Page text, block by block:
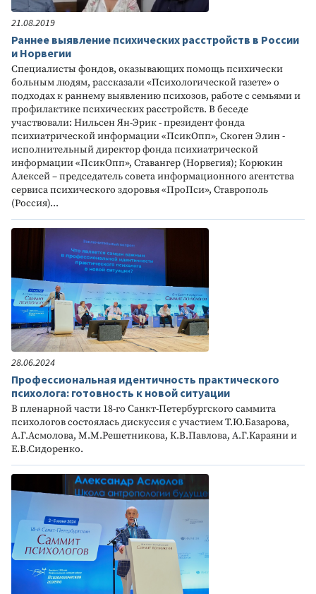
21.08.2019
Раннее выявление психических расстройств в России
и Норвегии
Специалисты фондов, оказывающих помощь психически
больным людям, рассказали «Психологической газете» о
подходах к раннему выявлению психозов, работе с семьями и
профилактике психических расстройств. В беседе
участвовали: Нильсен Ян-Эрик - президент фонда
психиатрической информации «ПсикОпп», Скоген Элин -
исполнительный директор фонда психиатрической
информации «ПсикОпп», Ставангер (Норвегия); Корюкин
Алексей – председатель совета информационного агентства
сервиса психического здоровья «ПроПси», Ставрополь
(Россия)...
28.06.2024
Профессиональная идентичность практического
психолога: готовность к новой ситуации
В пленарной части 18-го Санкт-Петербургского саммита
психологов состоялась дискуссия с участием Т.Ю.Базарова,
А.Г.Асмолова, М.М.Решетникова, К.В.Павлова, А.Г.Караяни и
Е.В.Сидоренко.